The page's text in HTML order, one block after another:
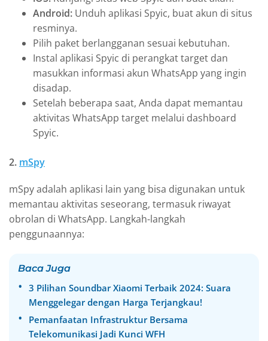
Android: Unduh aplikasi Spyic, buat akun di situs
resminya.
Pilih paket berlangganan sesuai kebutuhan.
Instal aplikasi Spyic di perangkat target dan
masukkan informasi akun WhatsApp yang ingin
disadap.
Setelah beberapa saat, Anda dapat memantau
aktivitas WhatsApp target melalui dashboard
Spyic.
2. mSpy
mSpy adalah aplikasi lain yang bisa digunakan untuk
memantau aktivitas seseorang, termasuk riwayat
obrolan di WhatsApp. Langkah-langkah
penggunaannya:
Baca Juga
3 Pilihan Soundbar Xiaomi Terbaik 2024: Suara
Menggelegar dengan Harga Terjangkau!
Pemanfaatan Infrastruktur Bersama
Telekomunikasi Jadi Kunci WFH